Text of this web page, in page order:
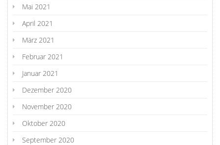
Mai 2021
April 2021
März 2021
Februar 2021
Januar 2021
Dezember 2020
November 2020
Oktober 2020
September 2020